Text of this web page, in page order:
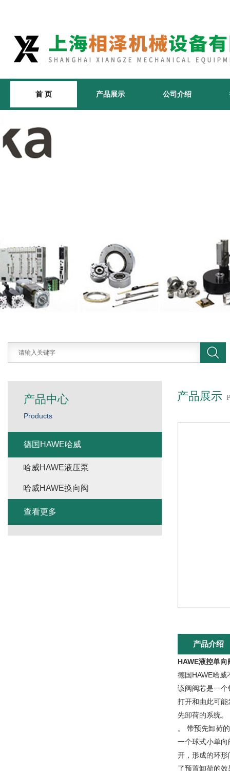
首 页 产品展示 公司介绍
产品展示
产品介绍
HAWE液控单向
德国HAWE哈威
该阀阀芯是一
打开和由此可
先卸荷的系统。
。 带预先卸荷
一个球式小单
开，形成的环
了预置卸荷的效
产品中心
Products
德国HAWE哈威
哈威HAWE液压泵
哈威HAWE换向阀
查看更多